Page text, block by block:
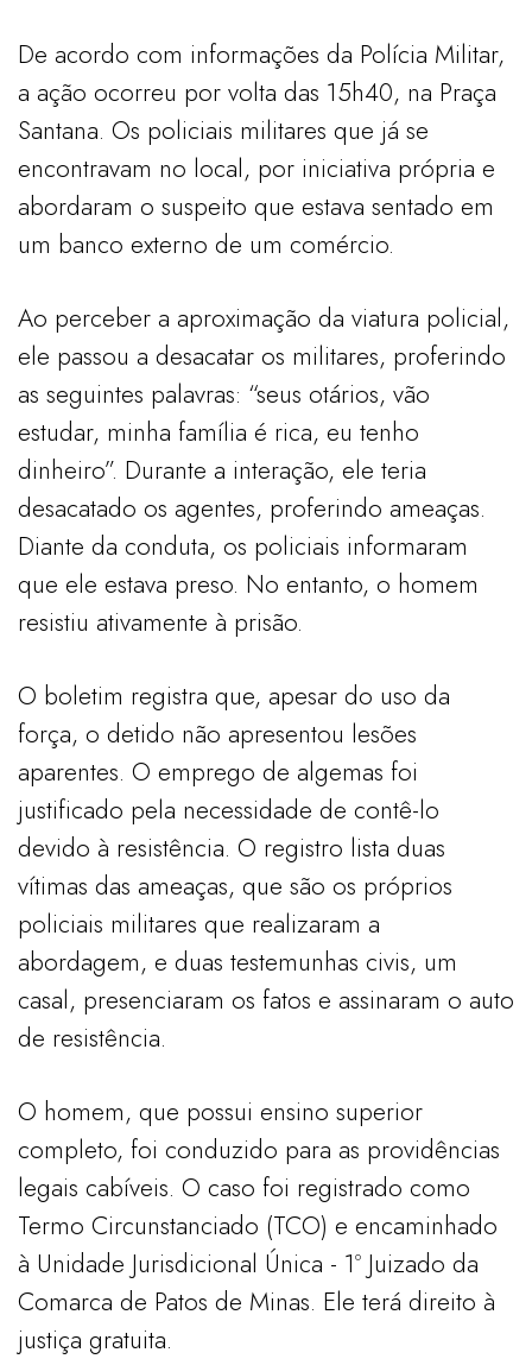
De acordo com informações da Polícia Militar,
a ação ocorreu por volta das 15h40, na Praça
Santana. Os policiais militares que já se
encontravam no local, por iniciativa própria e
abordaram o suspeito que estava sentado em
um banco externo de um comércio.
Ao perceber a aproximação da viatura policial,
ele passou a desacatar os militares, proferindo
as seguintes palavras: “seus otários, vão
estudar, minha família é rica, eu tenho
dinheiro”. Durante a interação, ele teria
desacatado os agentes, proferindo ameaças.
Diante da conduta, os policiais informaram
que ele estava preso. No entanto, o homem
resistiu ativamente à prisão.
O boletim registra que, apesar do uso da
força, o detido não apresentou lesões
aparentes. O emprego de algemas foi
justificado pela necessidade de contê-lo
devido à resistência. O registro lista duas
vítimas das ameaças, que são os próprios
policiais militares que realizaram a
abordagem, e duas testemunhas civis, um
casal, presenciaram os fatos e assinaram o auto
de resistência.
O homem, que possui ensino superior
completo, foi conduzido para as providências
legais cabíveis. O caso foi registrado como
Termo Circunstanciado (TCO) e encaminhado
à Unidade Jurisdicional Única - 1º Juizado da
Comarca de Patos de Minas. Ele terá direito à
justiça gratuita.